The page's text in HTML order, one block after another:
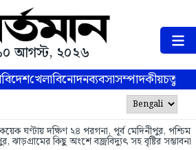
আগস্ট, ২০২৬
বিদেশখেলাবিনোদনব্যবসাসম্পাদকীয়
ঘণ্টায় দক্ষিণ ২৪ পরগনা, পূর্ব মেদিনীপুর, পশ্চিম
ঝাড়গ্রামের কিছু অংশে বজ্রবিদ্যুৎ সহ বৃষ্টির সম্ভাবনা